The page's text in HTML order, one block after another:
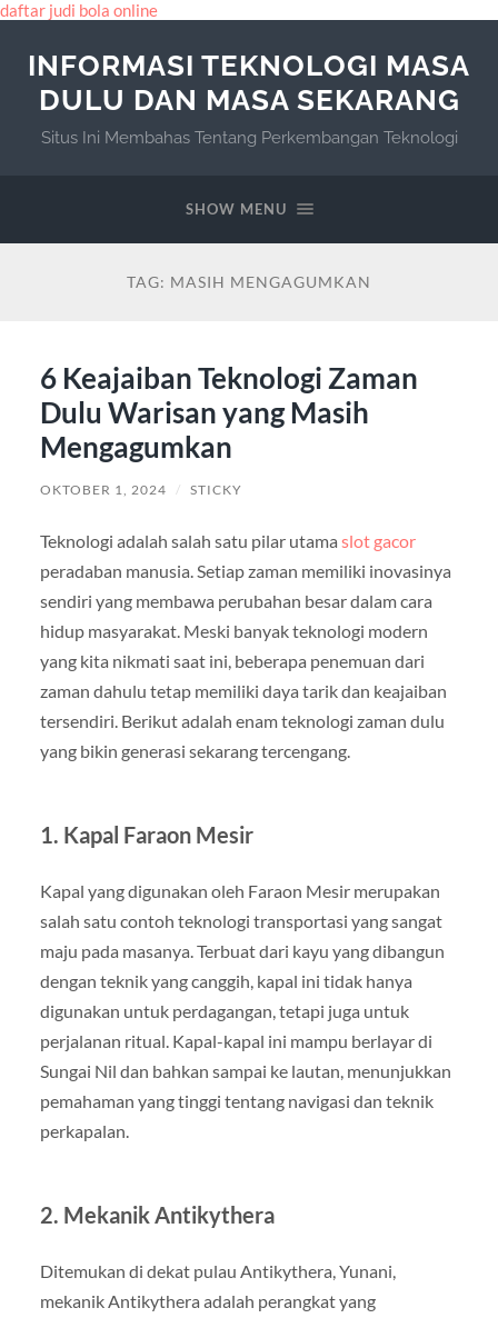
daftar judi bola online
INFORMASI TEKNOLOGI MASA
DULU DAN MASA SEKARANG
Situs Ini Membahas Tentang Perkembangan Teknologi
SHOW MENU
TAG: MASIH MENGAGUMKAN
6 Keajaiban Teknologi Zaman
Dulu Warisan yang Masih
Mengagumkan
OKTOBER 1, 2024 / STICKY
Teknologi adalah salah satu pilar utama slot gacor
peradaban manusia. Setiap zaman memiliki inovasinya
sendiri yang membawa perubahan besar dalam cara
hidup masyarakat. Meski banyak teknologi modern
yang kita nikmati saat ini, beberapa penemuan dari
zaman dahulu tetap memiliki daya tarik dan keajaiban
tersendiri. Berikut adalah enam teknologi zaman dulu
yang bikin generasi sekarang tercengang.
1. Kapal Faraon Mesir
Kapal yang digunakan oleh Faraon Mesir merupakan
salah satu contoh teknologi transportasi yang sangat
maju pada masanya. Terbuat dari kayu yang dibangun
dengan teknik yang canggih, kapal ini tidak hanya
digunakan untuk perdagangan, tetapi juga untuk
perjalanan ritual. Kapal-kapal ini mampu berlayar di
Sungai Nil dan bahkan sampai ke lautan, menunjukkan
pemahaman yang tinggi tentang navigasi dan teknik
perkapalan.
2. Mekanik Antikythera
Ditemukan di dekat pulau Antikythera, Yunani,
mekanik Antikythera adalah perangkat yang